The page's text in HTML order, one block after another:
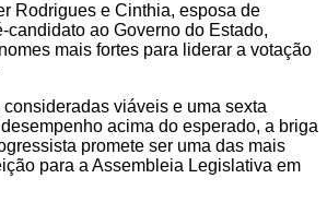
Rodrigues e Cinthia, esposa de
candidato ao Governo do Estado,
mais fortes para liderar a votação
viáveis e uma sexta
acima do esperado, a briga
promete ser uma das mais
para a Assembleia Legislativa em